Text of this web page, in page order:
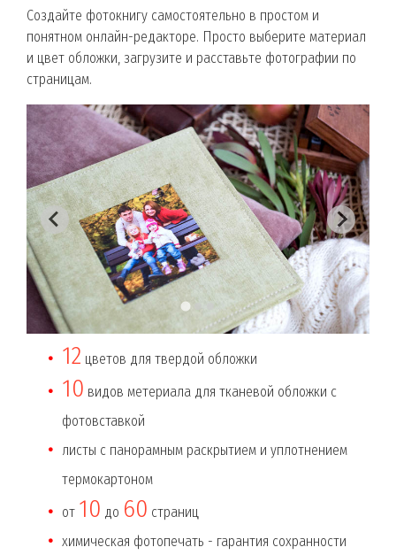
Создайте фотокнигу самостоятельно в простом и
понятном онлайн-редакторе. Просто выберите материал
и цвет обложки, загрузите и расставьте фотографии по
страницам.
12 цветов для твердой обложки
10 видов метериала для тканевой обложки с
фотовставкой
листы с панорамным раскрытием и уплотнением
термокартоном
от 10 до 60 страниц
химическая фотопечать - гарантия сохранности